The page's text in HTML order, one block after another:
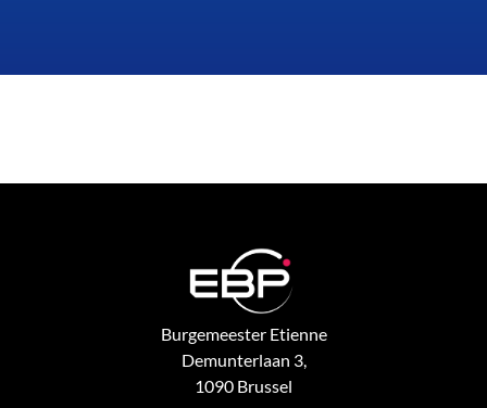
Burgemeester Etienne
Demunterlaan 3,
1090 Brussel